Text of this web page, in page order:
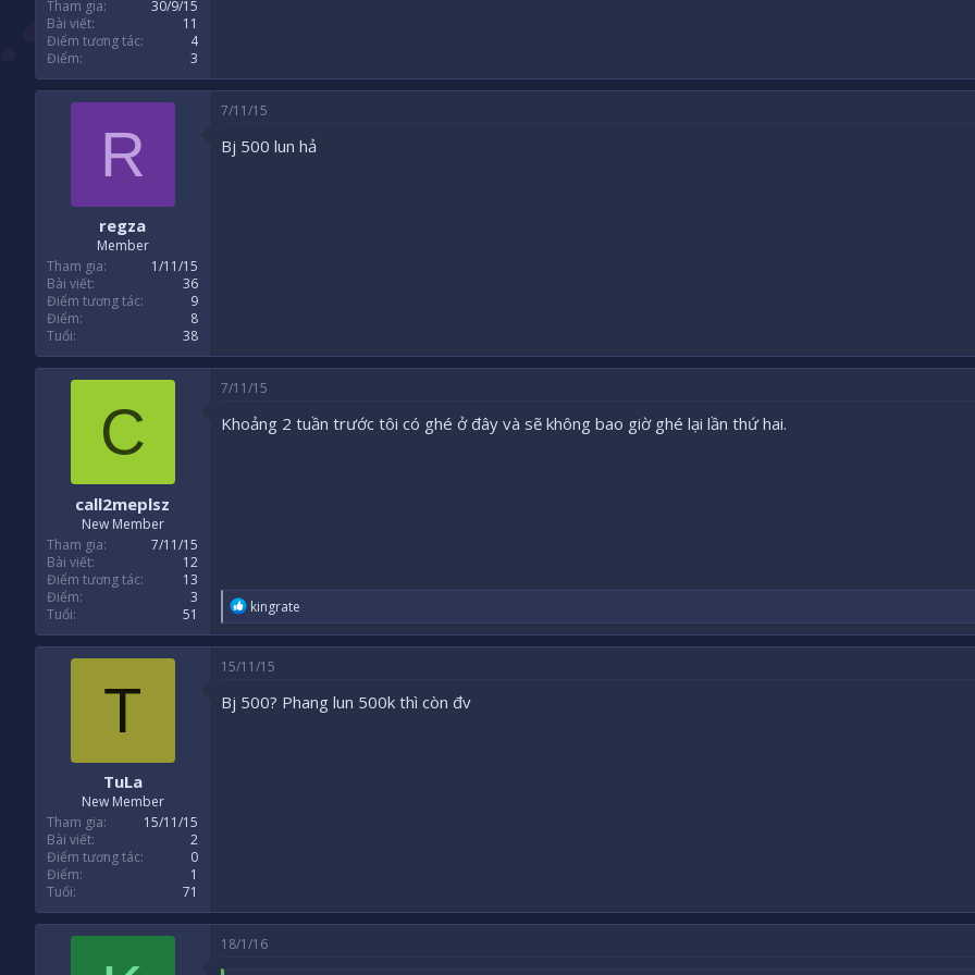
Tham gia
30/9/15
Bài viết
11
Điểm tương tác
4
Điểm
3
R
regza
Member
Tham gia
1/11/15
Bài viết
36
Điểm tương tác
9
Điểm
8
Tuổi
38
7/11/15
Bj 500 lun hả
C
call2meplsz
New Member
Tham gia
7/11/15
Bài viết
12
Điểm tương tác
13
Điểm
3
Tuổi
51
7/11/15
Khoảng 2 tuần trước tôi có ghé ở đây và sẽ không bao giờ ghé lại lần thứ hai.
R
e
a
t
o
kingrate
T
TuLa
New Member
Tham gia
15/11/15
Bài viết
2
Điểm tương tác
0
Điểm
1
Tuổi
71
15/11/15
Bj 500? Phang lun 500k thì còn đv
18/1/16